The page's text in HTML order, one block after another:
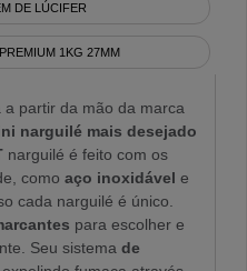
DE LÚCIFER
1KG 27MM
a partir da mão da marca
narguilé mais desejado
narguilé é feito com os
como aço inoxidável e
cada narguilé é único.
para escolher e
Seu sistema de